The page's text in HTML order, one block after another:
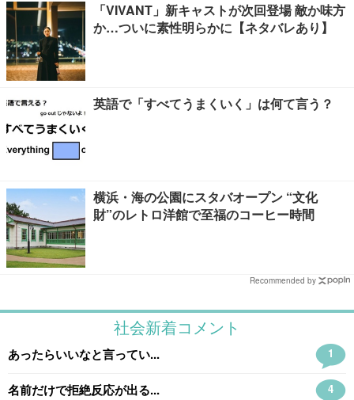
「VIVANT」新キャストが次回登場 敵か味方
か…ついに素性明らかに【ネタバレあり】
英語で「すべてうまくいく」は何て言う？
横浜・海の公園にスタバオープン “文化
財”のレトロ洋館で至福のコーヒー時間
Recommended by